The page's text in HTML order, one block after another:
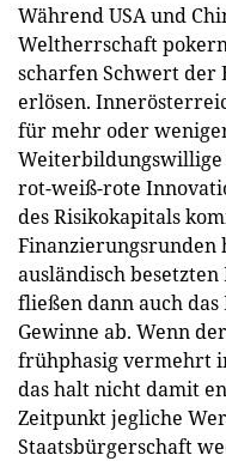
Während USA und
Weltherrschaft
scharfen Schwert der
erlösen.
für mehr oder
Weiterbildungswillige
rot-weiß-rote
des Risikokapitals
Finanzierungsrunden
ausländisch
fließen dann auch
Gewinne ab. Wenn
frühphasig vermehrt
das halt nicht damit
Zeitpunkt jegliche
Staatsbürgerschaft